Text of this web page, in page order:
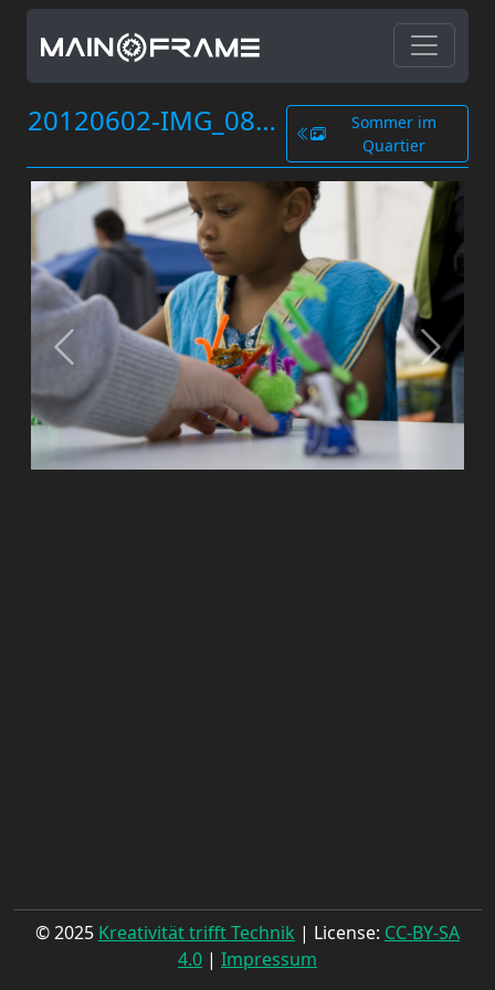
20120602-IMG_0808.jpg
Sommer im
Quartier
© 2025 Kreativität trifft Technik | License: CC-BY-SA
4.0 | Impressum